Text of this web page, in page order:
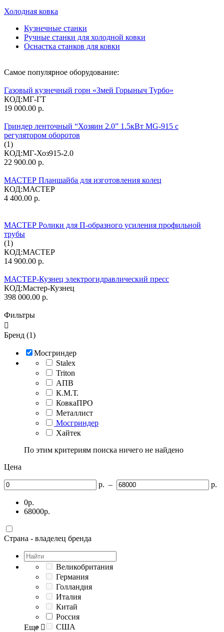
Холодная ковка
Кузнечные станки
Ручные станки для холодной ковки
Оснастка станков для ковки
Самое популярное оборудование:
Газовый кузнечный горн «Змей Горыныч Турбо»
КОД:МГ-ГТ
19 000.00 р.
Гриндер ленточный “Хозяин 2.0” 1.5кВт MG-915 с
регулятором оборотов
(1)
КОД:МГ-Хоз915-2.0
22 900.00 р.
МАСТЕР Планшайба для изготовления колец
КОД:МАСТЕР
4 400.00 р.
МАСТЕР Ролики для П-образного усиления профильной
трубы
(1)
КОД:МАСТЕР
14 900.00 р.
МАСТЕР-Кузнец электрогидравлический пресс
КОД:Мастер-Кузнец
398 000.00 р.
Фильтры

Бренд (1)
Мосгриндер
Stalex
Triton
АПВ
К.М.Т.
КовкаПРО
Металлист
Мосгриндер
Хайтек
По этим критериям поиска ничего не найдено
Цена
р. – р.
0р.
68000р.
Страна - владелец бренда
Великобритания
Германия
Голландия
Италия
Китай
Россия
США
Еще 